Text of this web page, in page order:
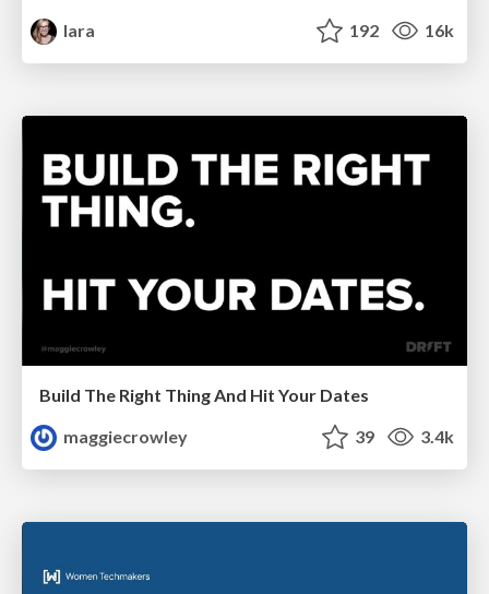
lara
192 16k
Build The Right Thing And Hit Your Dates
maggiecrowley
39 3.4k